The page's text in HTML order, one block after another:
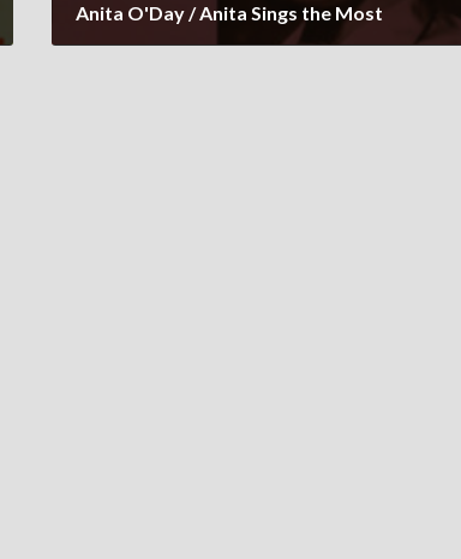
Anita O'Day / Anita Sings the Most